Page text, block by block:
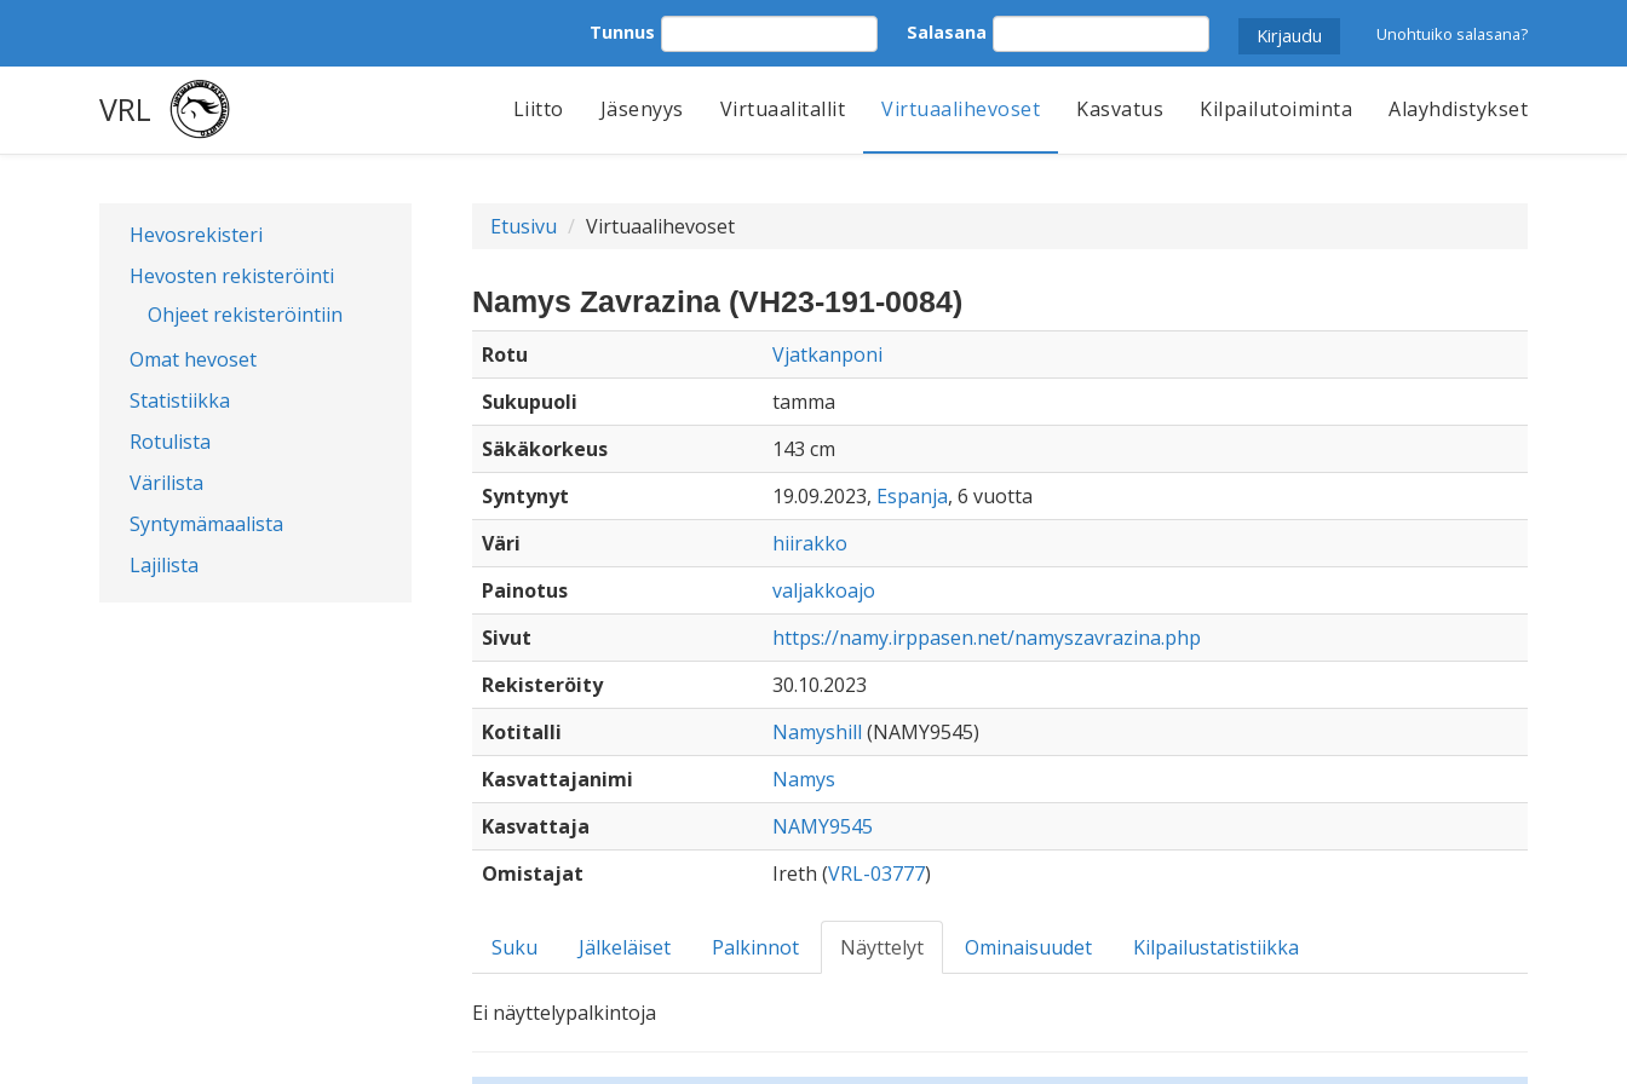
Tunnus Salasana Unohtuiko salasana?
VRL Liitto Jäsenyys Virtuaalitallit Virtuaalihevoset Kasvatus Kilpailutoiminta Alayhdistykset
Hevosrekisteri
Hevosten rekisteröinti
Ohjeet rekisteröintiin
Omat hevoset
Statistiikka
Rotulista
Värilista
Syntymämaalista
Lajilista
Etusivu Virtuaalihevoset
Namys Zavrazina (VH23-191-0084)
Rotu
Vjatkanponi
Sukupuoli
tamma
Säkäkorkeus
143 cm
Syntynyt
19.09.2023, Espanja, 6 vuotta
Väri
hiirakko
Painotus
valjakkoajo
Sivut
https://namy.irppasen.net/namyszavrazina.php
Rekisteröity
30.10.2023
Kotitalli
Namyshill (NAMY9545)
Kasvattajanimi
Namys
Kasvattaja
NAMY9545
Omistajat
Ireth (VRL-03777)
Suku Jälkeläiset Palkinnot Näyttelyt Ominaisuudet Kilpailustatistiikka
Ei näyttelypalkintoja